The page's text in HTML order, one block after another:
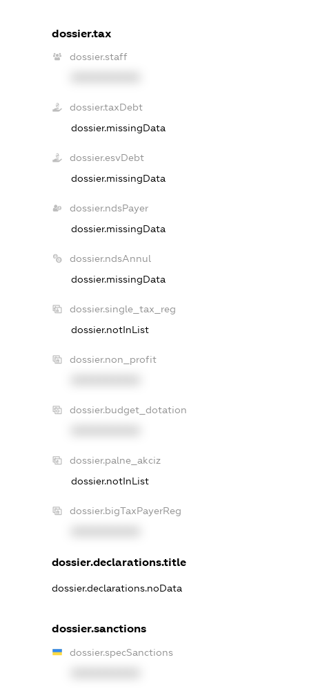
dossier.tax
dossier.staff
dossier.taxDebt
dossier.missingData
dossier.esvDebt
dossier.missingData
dossier.ndsPayer
dossier.missingData
dossier.ndsAnnul
dossier.missingData
dossier.single_tax_reg
dossier.notInList
dossier.non_profit
dossier.budget_dotation
dossier.palne_akciz
dossier.notInList
dossier.bigTaxPayerReg
dossier.declarations.title
dossier.declarations.noData
dossier.sanctions
dossier.specSanctions